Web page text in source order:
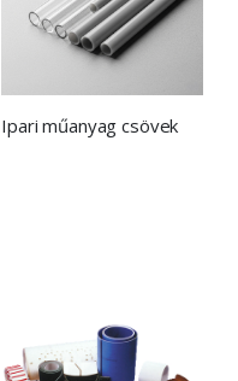
Ipari műanyag csövek